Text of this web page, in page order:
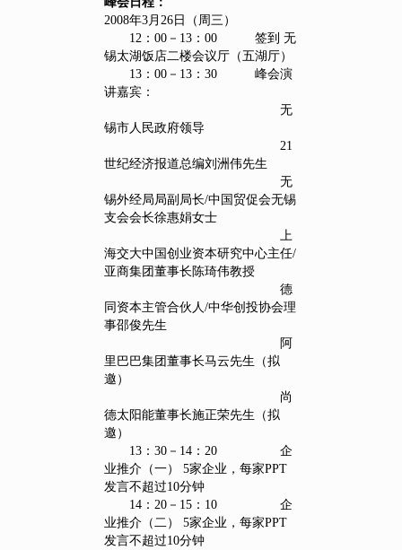
2008年3月26日（周三）
12：00－13：00 签到 无
锡太湖饭店二楼会议厅（五湖厅）
13：00－13：30 峰会演
讲嘉宾：
无
锡市人民政府领导
21
世纪经济报道总编刘洲伟先生
无
锡外经局局副局长/中国贸促会无锡
支会会长徐惠娟女士
上
海交大中国创业资本研究中心主任/
亚商集团董事长陈琦伟教授
德
同资本主管合伙人/中华创投协会理
事邵俊先生
阿
里巴巴集团董事长马云先生（拟
邀）
尚
德太阳能董事长施正荣先生（拟
邀）
13：30－14：20 企
业推介（一） 5家企业，每家PPT
发言不超过10分钟
14：20－15：10 企
业推介（二） 5家企业，每家PPT
发言不超过10分钟